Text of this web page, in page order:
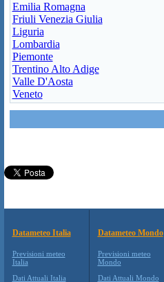
Emilia Romagna
Friuli Venezia Giulia
Liguria
Lombardia
Piemonte
Trentino Alto Adige
Valle D'Aosta
Veneto
Datameteo Italia
Previsioni meteo
Italia
Dati Attuali Italia
Datameteo Mondo
Previsioni meteo
Mondo
Dati Attuali Mondo